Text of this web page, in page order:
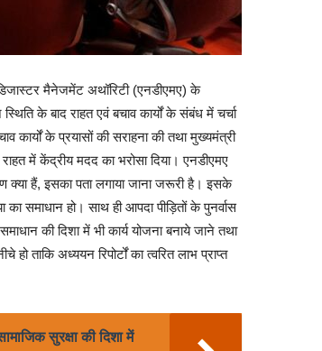
मैनेजमेंट अथॉरिटी (एनडीएमए) के
के बाद राहत एवं बचाव कार्यों के संबंध में चर्चा
कार्यों के प्रयासों की सराहना की तथा मुख्यमंत्री
में केंद्रीय मदद का भरोसा दिया। एनडीएमए
क्या हैं, इसका पता लगाया जाना जरूरी है। इसके
समाधान हो। साथ ही आपदा पीड़ितों के पुनर्वास
की दिशा में भी कार्य योजना बनाये जाने तथा
हो ताकि अध्ययन रिपोर्टों का त्वरित लाभ प्राप्त
सुरक्षा की दिशा में